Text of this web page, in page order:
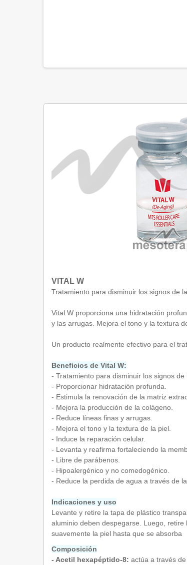
VITAL W
Tratamiento para disminuir los signos de
Vital W proporciona una hidratación
y las arrugas. Mejora el tono y la textura
Un producto realmente efectivo para el
Beneficios de Vital W:
- Tratamiento para disminuir los signos de
- Proporcionar hidratación profunda.
- Estimula la renovación de la matriz
- Mejora la producción de la colágeno.
- Reduce líneas finas y arrugas.
- Mejora el tono y la textura de la piel.
- Induce la reparación celular.
- Levanta y reafirma fortaleciendo la
- Libre de parábenos.
- Hipoalergénico y no comedogénico.
- Reduce la perdida de agua a través de
Indicaciones y uso
Levante y retire la tapa de plástico
aluminio deben despegarse. Luego,
suavemente la piel hasta que se absorba
Composición
- Acetil hexapéptido-8: actúa a través